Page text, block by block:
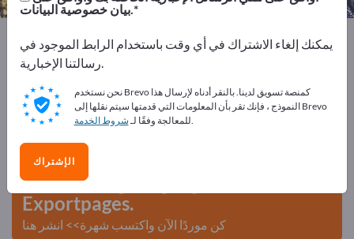
Exportpages المنسوجات
الملابس
الأحذية والإكسسوارات
Shoes أحذية مدارس
أعلن مجانًا على Exportpages!
الاحتياجات – العروض – السلع المستعملة – جهات الاتصال
التجارية >> ابدأ من هنا
انشر شركتك ومنتجاتك على
Exportpages.
كن موردًا الآن واكتسب شهرة>> انشر هنا
بيان خصوصية البيانات.
يمكنك إلغاء الاشتراك في أي وقت باستخدام الرابط الموجود في
رسالتنا الإخبارية.
نحن نستخدم Brevo كمنصة تسويق لدينا. بالنقر أدناه لإرسال هذا
النموذج ، فإنك تقر بأن المعلومات التي قدمتها سيتم نقلها إلى Brevo
للمعالجة وفقًا لـشروط الخدمة .
الإشتراك